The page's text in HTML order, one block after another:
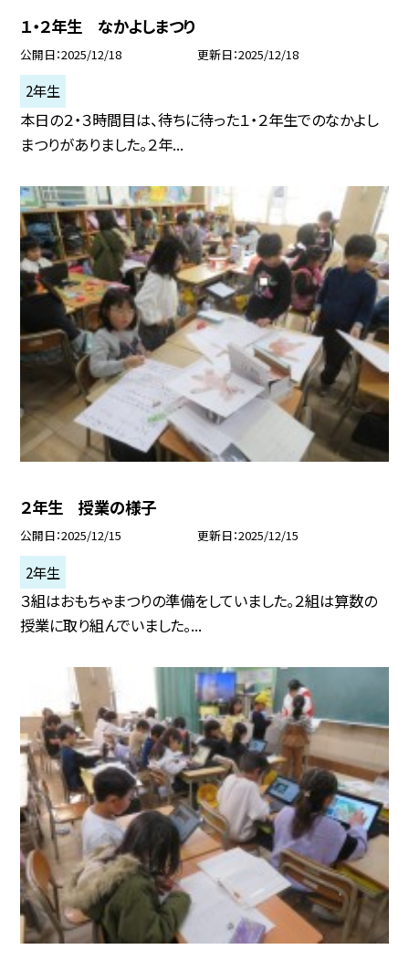
１・２年生 なかよしまつり
公開日 2025/12/18 更新日 2025/12/18
2年生
本日の２・３時間目は、待ちに待った１・２年生でのなかよし
まつりがありました。２年...
２年生 授業の様子
公開日 2025/12/15 更新日 2025/12/15
2年生
３組はおもちゃまつりの準備をしていました。２組は算数の
授業に取り組んでいました。...